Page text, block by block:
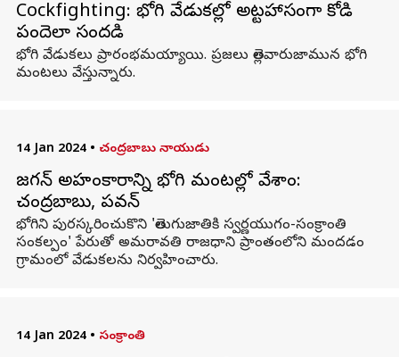
Cockfighting: భోగి వేడుకల్లో అట్టహాసంగా కోడి
పందెలా సందడి
భోగి వేడుకలు ప్రారంభమయ్యాయి. ప్రజలు తెల్లవారుజామున భోగి
మంటలు వేస్తున్నారు.
14 Jan 2024 • చంద్రబాబు నాయుడు
జగన్ అహంకారాన్ని భోగి మంటల్లో వేశాం:
చంద్రబాబు, పవన్
భోగిని పురస్కరించుకొని 'తెలుగుజాతికి స్వర్ణయుగం-సంక్రాంతి
సంకల్పం' పేరుతో అమరావతి రాజధాని ప్రాంతంలోని మందడం
గ్రామంలో వేడుకలను నిర్వహించారు.
14 Jan 2024 • సంక్రాంతి